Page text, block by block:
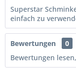
Superstar
einfach zu
Bewertungen
0
Bewertungen